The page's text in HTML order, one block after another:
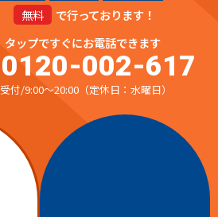
無料
で行っております！
タップですぐにお電話できます
0120-002-617
受付/9:00～20:00（定休日：水曜日）